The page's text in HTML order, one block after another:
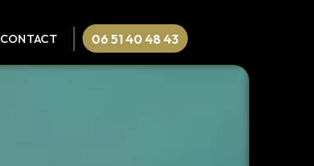
CONTACT 06 51 40 48 43